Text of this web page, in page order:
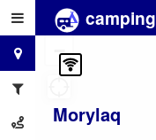
camping
Morylaq
+
−